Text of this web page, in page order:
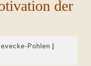
der
PohlenMartina